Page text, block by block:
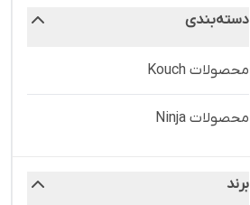
دسته‌بندی
محصولات Kouch
محصولات Ninja
برند